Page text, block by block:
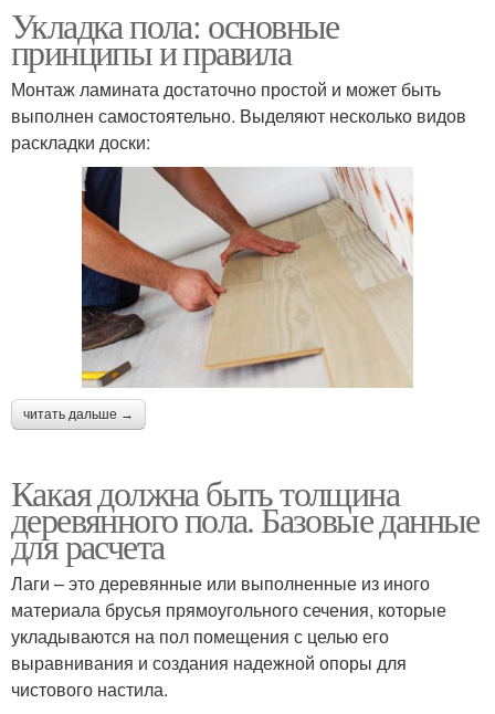
Укладка пола: основные
принципы и правила
Монтаж ламината достаточно простой и может быть
выполнен самостоятельно. Выделяют несколько видов
раскладки доски:
читать дальше →
Какая должна быть толщина
деревянного пола. Базовые данные
для расчета
Лаги – это деревянные или выполненные из иного
материала брусья прямоугольного сечения, которые
укладываются на пол помещения с целью его
выравнивания и создания надежной опоры для
чистового настила.